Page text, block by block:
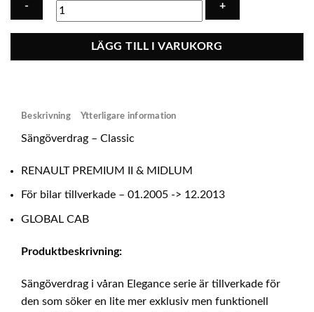
MIDLUM
GLOBAL
LÄGG TILL I VARUKORG
Beskrivning Ytterligare information
Sängöverdrag – Classic
RENAULT PREMIUM II & MIDLUM
För bilar tillverkade – 01.2005 -> 12.2013
GLOBAL CAB
Produktbeskrivning:
Sängöverdrag i våran Elegance serie är tillverkade för
den som söker en lite mer exklusiv men funktionell